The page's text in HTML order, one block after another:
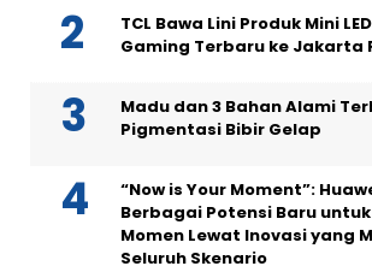
TCL Bawa Lini Produk Mini
Gaming Terbaru ke Jakarta
Madu dan 3 Bahan Alami
Pigmentasi Bibir Gelap
“Now is Your Moment”:
Berbagai Potensi Baru
Momen Lewat Inovasi yang
Seluruh Skenario